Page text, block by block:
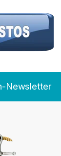
Newsletter